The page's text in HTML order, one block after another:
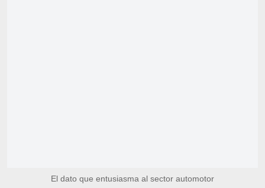
El dato que entusiasma al sector automotor